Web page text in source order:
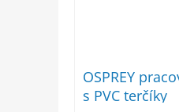
OSPREY
s PVC terčíky